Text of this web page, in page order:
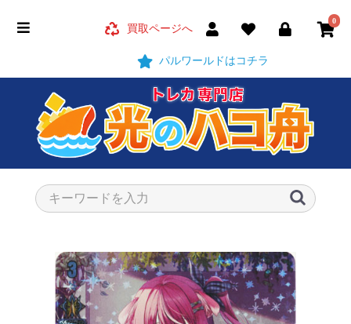
買取ページへ
パルワールドはコチラ
0